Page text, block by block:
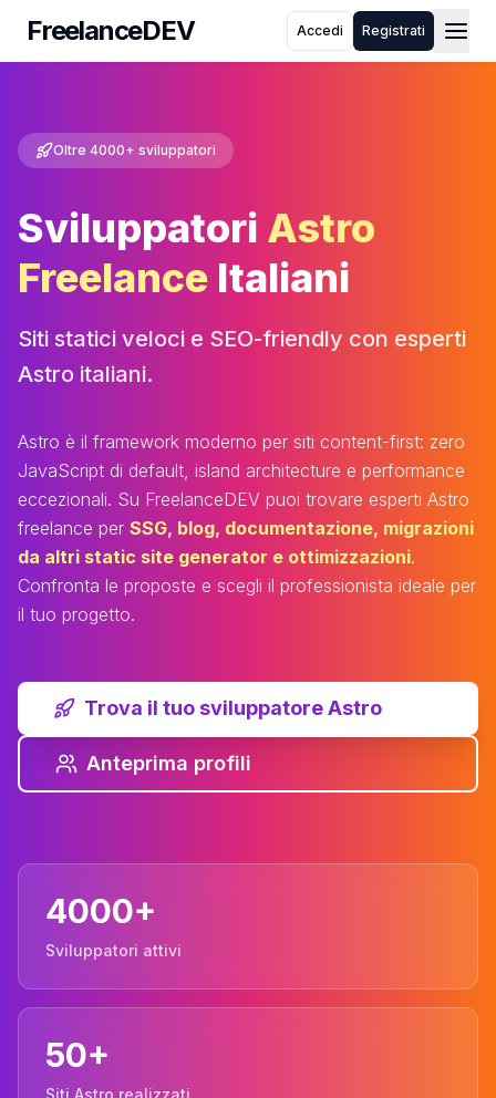
FreelanceDEV
FreelanceDEV
Accedi Registrati
FAQOltre 4000+ sviluppatori
Sviluppatori Astro
Freelance Italiani
Siti statici veloci e SEO-friendly con esperti
Astro italiani.
Astro è il framework moderno per siti content-first: zero
JavaScript di default, island architecture e performance
eccezionali. Su FreelanceDEV puoi trovare esperti Astro
freelance per SSG, blog, documentazione, migrazioni
da altri static site generator e ottimizzazioni.
Confronta le proposte e scegli il professionista ideale per
il tuo progetto.
Trova il tuo sviluppatore Astro
Anteprima profili
4000+
Sviluppatori attivi
50+
Siti Astro realizzati